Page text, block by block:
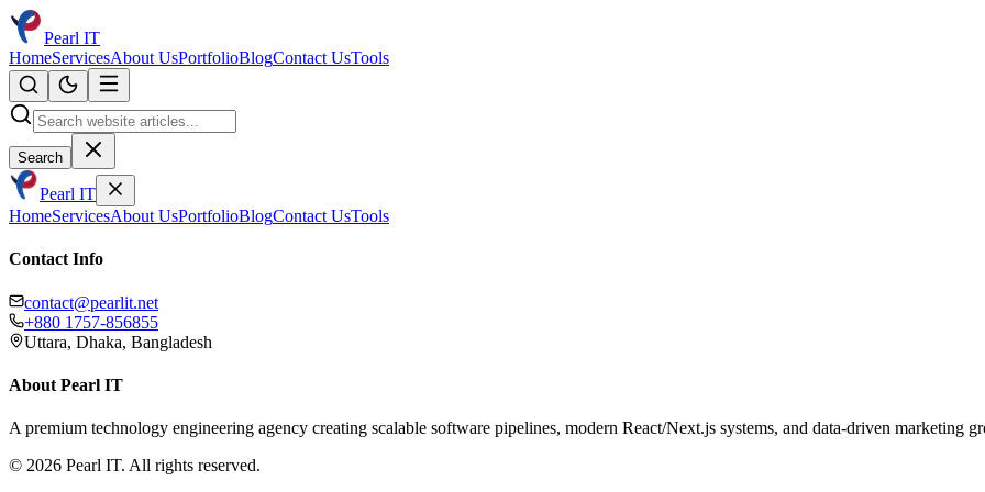
Pearl IT
HomeServicesAbout UsPortfolioBlogContact UsTools
Search
Pearl IT
HomeServicesAbout UsPortfolioBlogContact UsTools
Contact Info
contact@pearlit.net
+880 1757-856855
Uttara, Dhaka, Bangladesh
About Pearl IT
A premium technology engineering agency creating scalable software pipelines, modern React/Next.js systems, and data-driven marketing
© 2026 Pearl IT. All rights reserved.